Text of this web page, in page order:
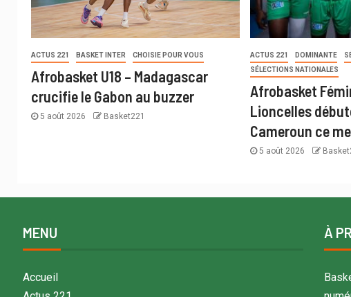
ACTUS 221 BASKET INTER CHOISIE POUR VOUS
Afrobasket U18 – Madagascar
crucifie le Gabon au buzzer
5 août 2026 Basket221
ACTUS 221 DOMINANTE
SÉLECTIONS NATIONALES
Afrobasket
Lioncelles
Cameroun ce
5 août 2026
MENU
Accueil
À